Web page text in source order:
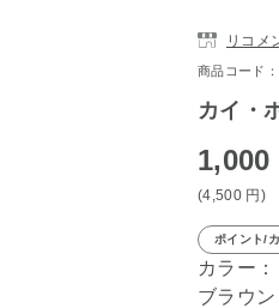
リコメ
商品コード
カイ・
1,000
(4,500 円 )
ポイント/
カラー：
ブラウン